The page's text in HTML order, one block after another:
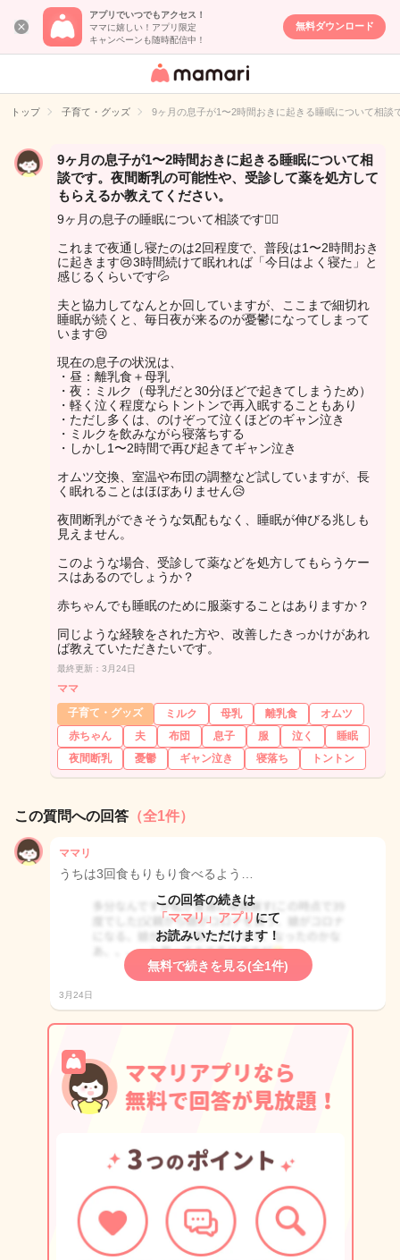
アプリでいつでもアクセス！
ママに嬉しい！アプリ限定
キャンペーンも随時配信中！
無料ダウンロード
女性専用匿名QA
イト
トップ 子育て・グッズ 9ヶ月の息子が1〜2時間おきに起きる睡眠について相
9ヶ月の息子が1〜2時間おきに起きる睡眠について相
談です。夜間断乳の可能性や、受診して薬を処方して
もらえるか教えてください。
9ヶ月の息子の睡眠について相談です🙇‍♀️
これまで夜通し寝たのは2回程度で、普段は1〜2時間おき
に起きます😢3時間続けて眠れれば「今日はよく寝た」と
感じるくらいです💦
夫と協力してなんとか回していますが、ここまで細切れ
睡眠が続くと、毎日夜が来るのが憂鬱になってしまって
います😢
現在の息子の状況は、
・昼：離乳食＋母乳
・夜：ミルク（母乳だと30分ほどで起きてしまうため）
・軽く泣く程度ならトントンで再入眠することもあり
・ただし多くは、のけぞって泣くほどのギャン泣き
・ミルクを飲みながら寝落ちする
・しかし1〜2時間で再び起きてギャン泣き
オムツ交換、室温や布団の調整など試していますが、長
く眠れることはほぼありません😥
夜間断乳ができそうな気配もなく、睡眠が伸びる兆しも
見えません。
このような場合、受診して薬などを処方してもらうケー
スはあるのでしょうか？
赤ちゃんでも睡眠のために服薬することはありますか？
同じような経験をされた方や、改善したきっかけがあれ
ば教えていただきたいです。
最終更新：3月24日
ママ
子育て・グッズ
ミルク 母乳 離乳食
オムツ
赤ちゃん
夫 布団 息子 服 泣く
睡眠
夜間断乳
憂鬱 ギャン泣き 寝落ち トントン
この質問への回答 （全1件）
ママリ
うちは3回食もりもり食べるよう…
この回答の続きは
「ママリ」アプリ にて
お読みいただけます！
無料で続きを見る(全1件)
3月24日